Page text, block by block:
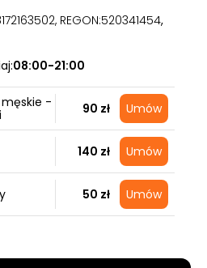
REGON:520341454,
08:00-21:00
męskie -
90 zł Umów
140 zł Umów
50 zł Umów